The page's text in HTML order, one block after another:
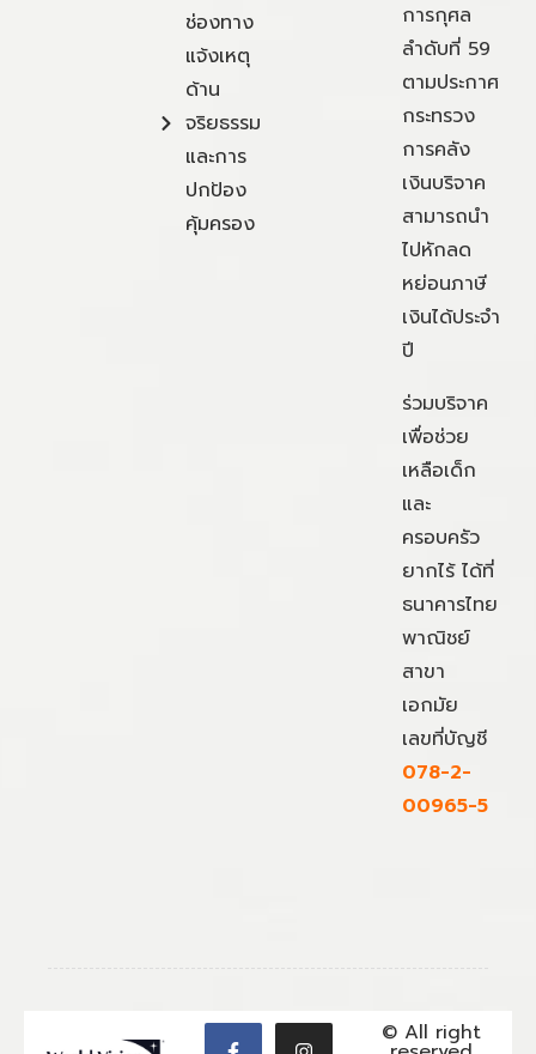
ช่องทาง
แจ้งเหตุ
ด้าน
จริยธรรม
และการ
ปกป้อง
คุ้มครอง
การกุศล
ลำดับที่ 59
ตามประกาศ
กระทรวง
การคลัง
เงินบริจาค
สามารถนำ
ไปหักลด
หย่อนภาษี
เงินได้ประจำ
ปี
ร่วมบริจาค
เพื่อช่วย
เหลือเด็ก
และ
ครอบครัว
ยากไร้ ได้ที่
ธนาคารไทย
พาณิชย์
สาขา
เอกมัย
เลขที่บัญชี
078-2-
00965-5
© All right